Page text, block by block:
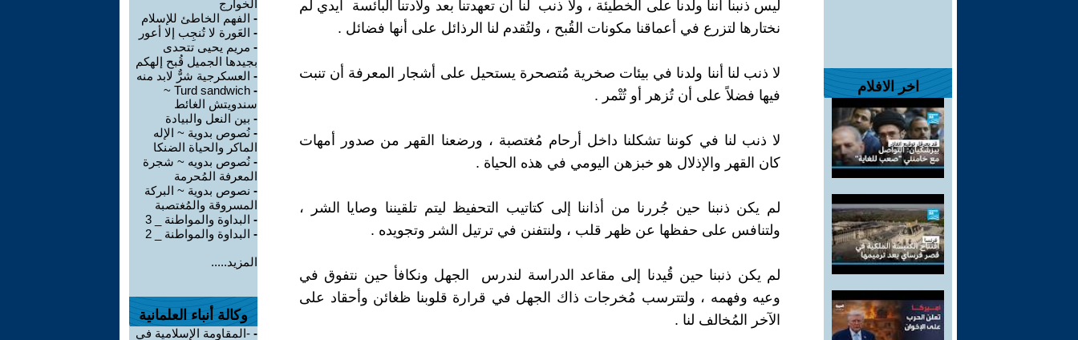
اخر الافلام
ليس ذنبنا أننا ولدنا على الخطيئة ، ولا ذنب لنا أن تعهدتنا بعد ولادتنا البائسة أيدي لم
نختارها لتزرع في أعماقنا مكونات القُبح ، ولتُقدم لنا الرذائل على أنها فضائل .
لا ذنب لنا أننا ولدنا في بيئات صخرية مُتصحرة يستحيل على أشجار المعرفة أن تنبت
فيها فضلاً على أن تُزهر أو تُتْمر .
لا ذنب لنا في كوننا تشكلنا داخل أرحام مُغتصبة ، ورضعنا القهر من صدور أمهات
كان القهر والإذلال هو خبزهن اليومي في هذه الحياة .
لم يكن ذنبنا حين جُررنا من أذاننا إلى كتاتيب التحفيظ ليتم تلقيننا وصايا الشر ،
ولتنافس على حفظها عن ظهر قلب ، ولنتفنن في ترتيل الشر وتجويده .
لم يكن ذنبنا حين قُيدنا إلى مقاعد الدراسة لندرس الجهل ونكافأ حين نتفوق في
وعيه وفهمه ، ولتترسب مُخرجات ذاك الجهل في قرارة قلوبنا ظغائن وأحقاد على
الآخر المُخالف لنا .
الخوارج
- الفهم الخاطئ للإسلام
- العَورة لا تُنجِب إلا أعور
- مريم يحيى تتحدى
بجيدها الجميل قُبح إلهكم
- العسكرجية شرٌّ لابد منه
-
Turd sandwich ~
سندويتش الغائط
- بين النعل والبيادة
- نُصوص بدوية ~ الإله
الماكر والحياة الضنكا
- نُصوص بدويه ~ شجرة
المعرفة المُحرمة
- نصوص بدوية ~ البركة
المسروقة والمُغتصبة
- البداوة والمواطنة _ 3
- البداوة والمواطنة _ 2
المزيد.....
وكالة أنباء العلمانية
- -المقاومة الإسلامية في